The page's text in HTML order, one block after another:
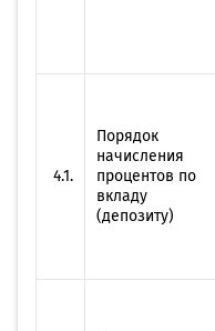
4.1.
Порядок
начисления
процентов по
вкладу
(депозиту)